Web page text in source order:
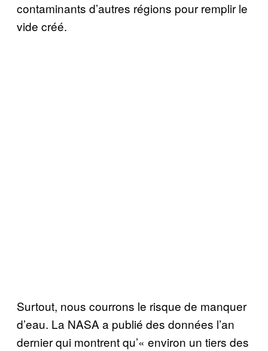
contaminants d’autres régions pour remplir le
vide créé.
Surtout, nous courrons le risque de manquer
d’eau. La NASA a publié des données l’an
dernier qui montrent qu’« environ un tiers des